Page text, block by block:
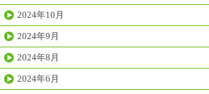
2024年10月
2024年9月
2024年8月
2024年6月